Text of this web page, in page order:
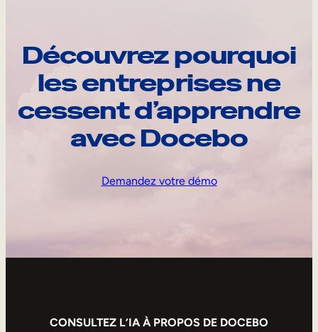
Découvrez pourquoi
les entreprises ne
cessent d’apprendre
avec Docebo
Demandez votre démo
CONSULTEZ L’IA À PROPOS DE DOCEBO